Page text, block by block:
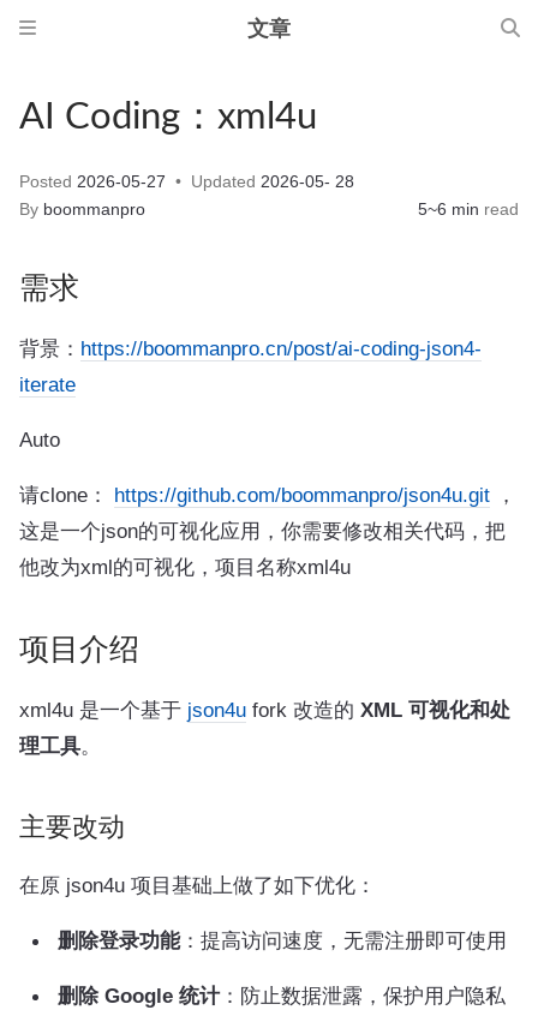
文章
AI Coding：xml4u
Posted 2026-05-27 Updated 2026-05- 28
By boommanpro 5~6 min read
需求
背景： https://boommanpro.cn/post/ai-coding-json4-
iterate
Auto
请clone： https://github.com/boommanpro/json4u.git ，
这是一个json的可视化应用，你需要修改相关代码，把
他改为xml的可视化，项目名称xml4u
项目介绍
xml4u 是一个基于 json4u fork 改造的 XML 可视化和处
理工具。
主要改动
在原 json4u 项目基础上做了如下优化：
删除登录功能：提高访问速度，无需注册即可使用
删除 Google 统计：防止数据泄露，保护用户隐私